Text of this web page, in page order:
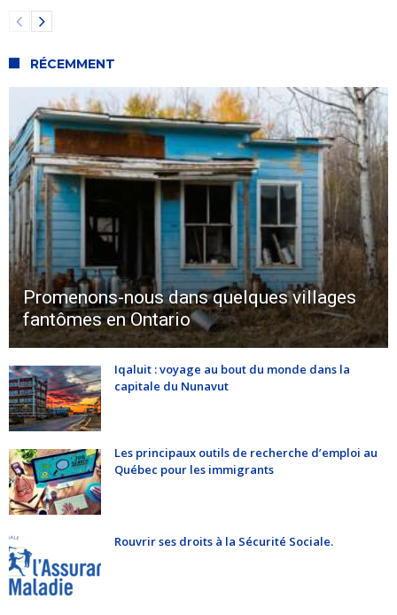
RÉCEMMENT
Promenons-nous dans quelques villages
fantômes en Ontario
Iqaluit : voyage au bout du monde dans la
capitale du Nunavut
Les principaux outils de recherche d’emploi au
Québec pour les immigrants
Rouvrir ses droits à la Sécurité Sociale.